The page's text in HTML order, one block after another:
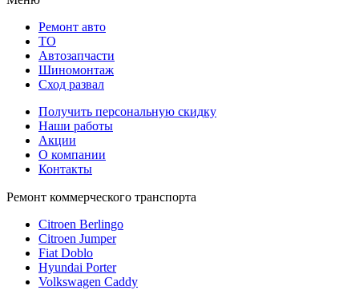
Ремонт авто
TO
Автозапчасти
Шиномонтаж
Сход развал
Получить персональную скидку
Наши работы
Акции
О компании
Контакты
Ремонт коммерческого транспорта
Citroen Berlingo
Citroen Jumper
Fiat Doblo
Hyundai Porter
Volkswagen Caddy